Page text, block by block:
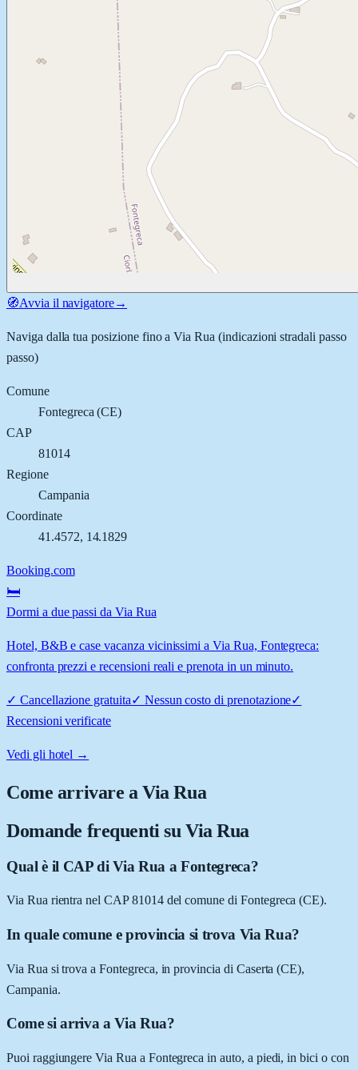
🧭Avvia il navigatore→
Naviga dalla tua posizione fino aVia Rua (indicazioni stradali passo
passo)
Comune
Fontegreca (CE)
CAP
81014
Regione
Campania
Coordinate
41.4572, 14.1829
Booking.com
🛏️
Dormi a due passi da Via Rua
Hotel, B&B e case vacanza vicinissimi a Via Rua, Fontegreca:
confronta prezzi e recensioni reali e prenota in un minuto.
✓ Cancellazione gratuita✓ Nessun costo di prenotazione✓
Recensioni verificate
Vedi gli hotel →
Come arrivare aVia Rua
Domande frequenti su Via Rua
Qual è il CAP di Via Rua a Fontegreca?
Via Rua rientra nel CAP 81014 del comune di Fontegreca (CE).
In quale comune e provincia si trova Via Rua?
Via Rua si trova a Fontegreca, in provincia di Caserta (CE),
Campania.
Come si arriva a Via Rua?
Puoi raggiungere Via Rua a Fontegreca in auto, a piedi, in bici o con